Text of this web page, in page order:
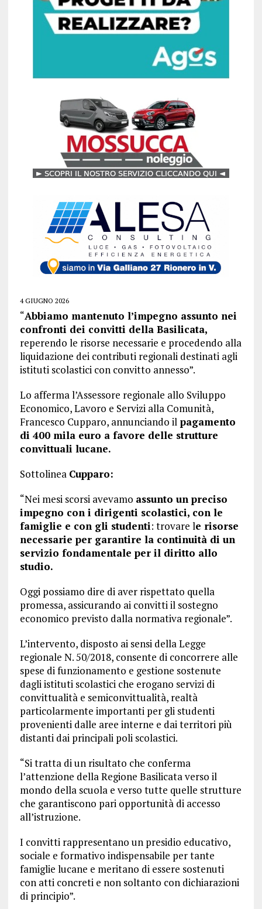
4 GIUGNO 2026
“Abbiamo mantenuto l’impegno assunto nei
confronti dei convitti della Basilicata,
reperendo le risorse necessarie e procedendo alla
liquidazione dei contributi regionali destinati agli
istituti scolastici con convitto annesso”.
Lo afferma l’Assessore regionale allo Sviluppo
Economico, Lavoro e Servizi alla Comunità,
Francesco Cupparo, annunciando ilpagamento
di 400 mila euro a favore delle strutture
convittuali lucane.
Sottolinea Cupparo:
“Nei mesi scorsi avevamo assunto un preciso
impegno con i dirigenti scolastici, con le
famiglie e con gli studenti: trovare le risorse
necessarie per garantire la continuità di un
servizio fondamentale per il diritto allo
studio.
Oggi possiamo dire di aver rispettato quella
promessa, assicurando ai convitti il sostegno
economico previsto dalla normativa regionale”.
L’intervento, disposto ai sensi della Legge
regionale N. 50/2018, consente di concorrere alle
spese di funzionamento e gestione sostenute
dagli istituti scolastici che erogano servizi di
convittualità e semiconvittualità, realtà
particolarmente importanti per gli studenti
provenienti dalle aree interne e dai territori più
distanti dai principali poli scolastici.
“Si tratta di un risultato che conferma
l’attenzione della Regione Basilicata verso il
mondo della scuola e verso tutte quelle strutture
che garantiscono pari opportunità di accesso
all’istruzione.
I convitti rappresentano un presidio educativo,
sociale e formativo indispensabile per tante
famiglie lucane e meritano di essere sostenuti
con atti concreti e non soltanto con dichiarazioni
di principio”.